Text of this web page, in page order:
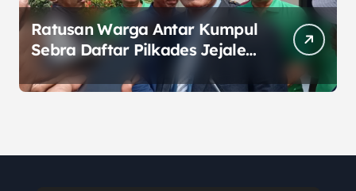
Ratusan Warga Antar Kumpul
Sebra Daftar Pilkades Jejalen
Jaya, Serukan Pemilu Damai